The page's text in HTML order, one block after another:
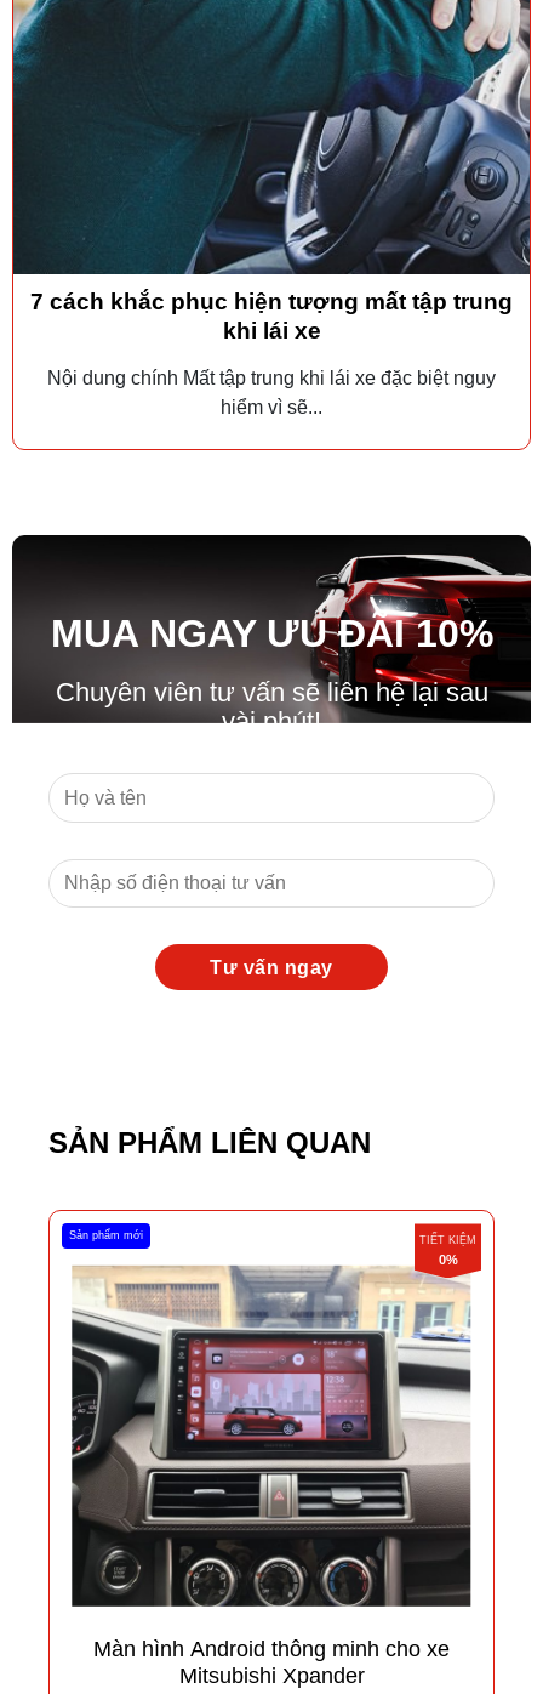
7 cách khắc phục hiện tượng mất tập trung
khi lái xe
Nội dung chính Mất tập trung khi lái xe đặc biệt nguy
hiểm vì sẽ...
MUA NGAY ƯU ĐÃI10%
Chuyên viên tư vấn sẽ liên hệ lại sau
vài phút!
SẢN PHẨM LIÊN QUAN
Sản phẩm mới TIẾT KIỆM
0%
Màn hình Android thông minh cho xe
Mitsubishi Xpander